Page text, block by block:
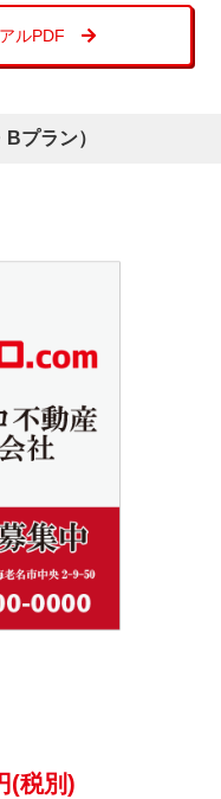
アルPDF
プラン）
(税別)